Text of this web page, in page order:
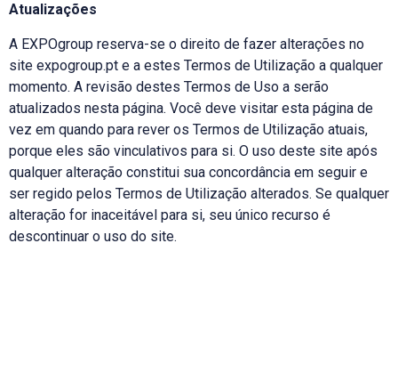
Atualizações
A EXPOgroup reserva-se o direito de fazer alterações no
site expogroup.pt e a estes Termos de Utilização a qualquer
momento. A revisão destes Termos de Uso a serão
atualizados nesta página. Você deve visitar esta página de
vez em quando para rever os Termos de Utilização atuais,
porque eles são vinculativos para si. O uso deste site após
qualquer alteração constitui sua concordância em seguir e
ser regido pelos Termos de Utilização alterados. Se qualquer
alteração for inaceitável para si, seu único recurso é
descontinuar o uso do site.